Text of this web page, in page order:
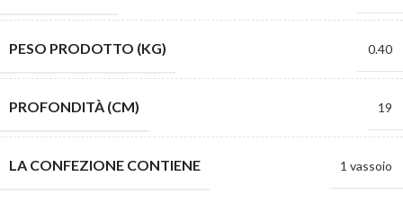
PESO PRODOTTO (KG) 0.40
PROFONDITÀ (CM) 19
LA CONFEZIONE CONTIENE 1 vassoio